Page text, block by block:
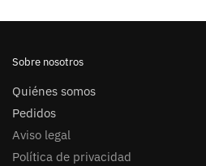
Sobre nosotros
Quiénes somos
Pedidos
Aviso legal
Política de privacidad